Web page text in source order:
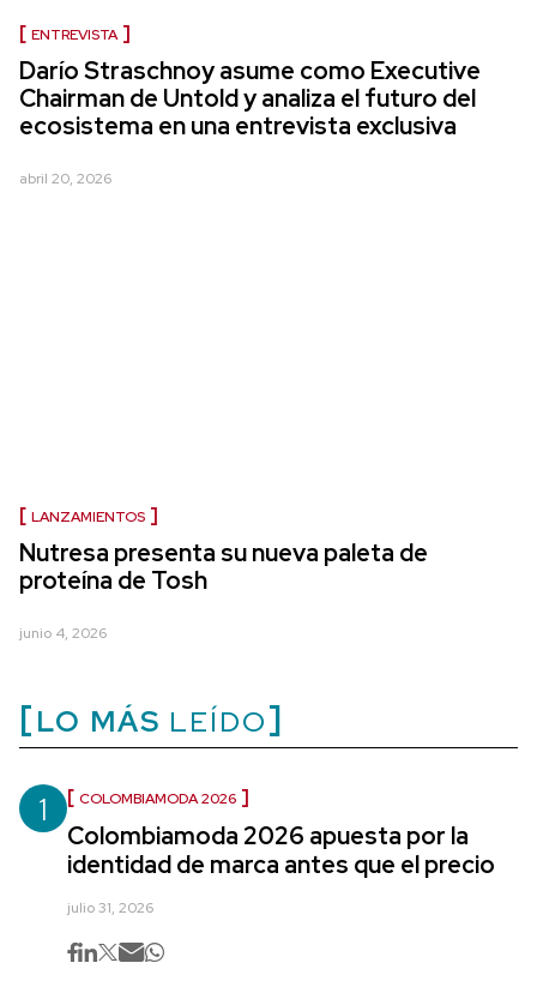
ENTREVISTA
Darío Straschnoy asume como Executive
Chairman de Untold y analiza el futuro del
ecosistema en una entrevista exclusiva
abril 20, 2026
LANZAMIENTOS
Nutresa presenta su nueva paleta de
proteína de Tosh
junio 4, 2026
LO MÁS LEÍDO
1 COLOMBIAMODA 2026
Colombiamoda 2026 apuesta por la
identidad de marca antes que el precio
julio 31, 2026